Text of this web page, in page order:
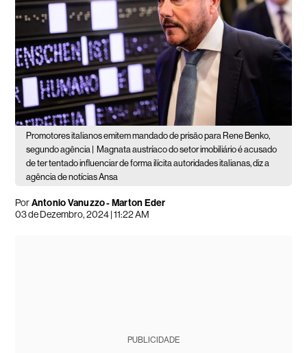
Promotores italianos emitem mandado de prisão para Rene Benko,
segundo agência |
Magnata austríaco do setor imobiliário é acusado
de ter tentado influenciar de forma ilícita autoridades italianas, diz a
agência de notícias Ansa
PorAntonio Vanuzzo - Marton Eder
03 de Dezembro, 2024 | 11:22 AM
PUBLICIDADE